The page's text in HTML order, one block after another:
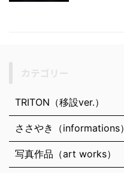
TRITON（移設ver.）
ささやき（informations）
写真作品（art works）